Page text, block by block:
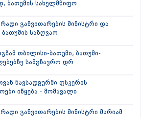
ბათუმის სახელმწიფო
განვითარების მინისტრი და
საზღვაო
თბილისი-ბათუმი, ბათუმი-
სამგზავრო დრ
ნავსადგურში ფსკერის
იწყება - მომავალი
განვითარების მინისტრი მარიამ